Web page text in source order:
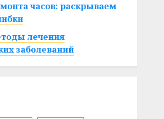
часов: раскрываем
лечения
заболеваний